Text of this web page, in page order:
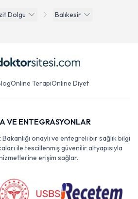
Dolgu
Balıkesir
Online TerapiOnline Diyet
VE ENTEGRASYONLAR
onaylı ve entegreli bir sağlık bilgi
ile tescillenmiş güvenilir altyapısıyla
erişim sağlar.